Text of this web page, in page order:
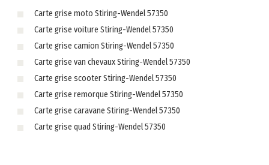
Carte grise moto Stiring-Wendel 57350
Carte grise voiture Stiring-Wendel 57350
Carte grise camion Stiring-Wendel 57350
Carte grise van chevaux Stiring-Wendel 57350
Carte grise scooter Stiring-Wendel 57350
Carte grise remorque Stiring-Wendel 57350
Carte grise caravane Stiring-Wendel 57350
Carte grise quad Stiring-Wendel 57350